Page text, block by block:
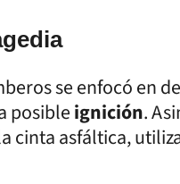
se enfocó en
posibleignición.
cinta asfáltica,